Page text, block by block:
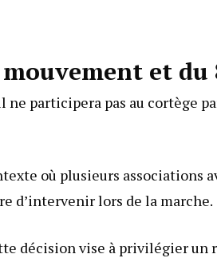
et du
ne participera pas au cortège
où plusieurs associations
d’intervenir lors de la marche.
décision vise à privilégier un